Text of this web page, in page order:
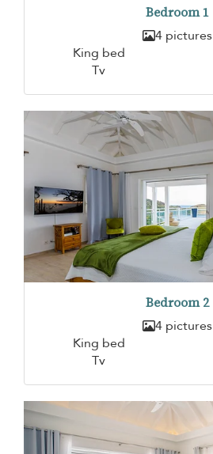
Bedroom 1
4 pictures
King bed
Tv
Bedroom 2
4 pictures
King bed
Tv